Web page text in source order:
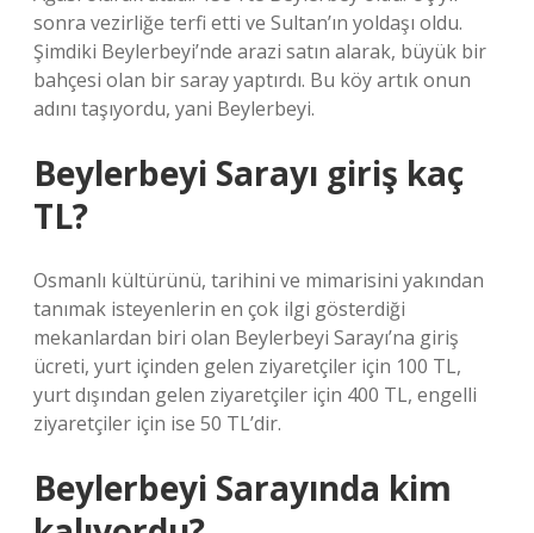
sonra vezirliğe terfi etti ve Sultan’ın yoldaşı oldu.
Şimdiki Beylerbeyi’nde arazi satın alarak, büyük bir
bahçesi olan bir saray yaptırdı. Bu köy artık onun
adını taşıyordu, yani Beylerbeyi.
Beylerbeyi Sarayı giriş kaç
TL?
Osmanlı kültürünü, tarihini ve mimarisini yakından
tanımak isteyenlerin en çok ilgi gösterdiği
mekanlardan biri olan Beylerbeyi Sarayı’na giriş
ücreti, yurt içinden gelen ziyaretçiler için 100 TL,
yurt dışından gelen ziyaretçiler için 400 TL, engelli
ziyaretçiler için ise 50 TL’dir.
Beylerbeyi Sarayında kim